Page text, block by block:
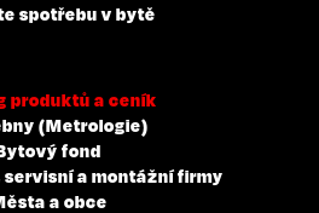
spotřebu v bytě
produktů a ceník
(Metrologie)
fond
servisní a montážní firmy
a obce